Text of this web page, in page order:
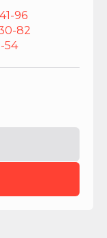
96
82
54